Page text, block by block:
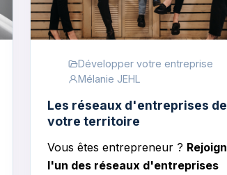
Développer votre entreprise
Mélanie JEHL
Les réseaux d'entreprises de
votre territoire
Vous êtes entrepreneur ?
l'un des réseaux d'entreprises